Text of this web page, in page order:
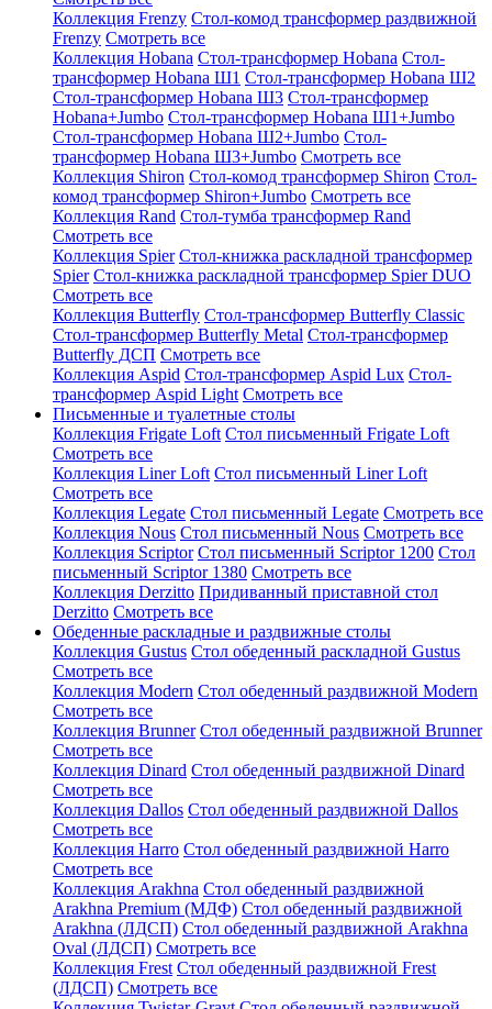
Коллекция Frenzy Стол-комод трансформер раздвижной
Frenzy Смотреть все
Коллекция Hobana Стол-трансформер Hobana Стол-
трансформер Hobana Ш1 Стол-трансформер Hobana Ш2
Стол-трансформер Hobana Ш3 Стол-трансформер
Hobana+Jumbo Стол-трансформер Hobana Ш1+Jumbo
Стол-трансформер Hobana Ш2+Jumbo Стол-
трансформер Hobana Ш3+Jumbo Смотреть все
Коллекция Shiron Стол-комод трансформер Shiron Стол-
комод трансформер Shiron+Jumbo Смотреть все
Коллекция Rand Стол-тумба трансформер Rand
Смотреть все
Коллекция Spier Стол-книжка раскладной трансформер
Spier Стол-книжка раскладной трансформер Spier DUO
Смотреть все
Коллекция Butterfly Стол-трансформер Butterfly Classic
Стол-трансформер Butterfly Metal Стол-трансформер
Butterfly ДСП Смотреть все
Коллекция Aspid Стол-трансформер Aspid Lux Стол-
трансформер Aspid Light Смотреть все
Письменные и туалетные столы
Коллекция Frigate Loft Стол письменный Frigate Loft
Смотреть все
Коллекция Liner Loft Стол письменный Liner Loft
Смотреть все
Коллекция Legate Стол письменный Legate Смотреть все
Коллекция Nous Стол письменный Nous Смотреть все
Коллекция Scriptor Стол письменный Scriptor 1200 Стол
письменный Scriptor 1380 Смотреть все
Коллекция Derzitto Придиванный приставной стол
Derzitto Смотреть все
Обеденные раскладные и раздвижные столы
Коллекция Gustus Стол обеденный раскладной Gustus
Смотреть все
Коллекция Modern Стол обеденный раздвижной Modern
Смотреть все
Коллекция Brunner Стол обеденный раздвижной Brunner
Смотреть все
Коллекция Dinard Стол обеденный раздвижной Dinard
Смотреть все
Коллекция Dallos Стол обеденный раздвижной Dallos
Смотреть все
Коллекция Harro Стол обеденный раздвижной Harro
Смотреть все
Коллекция Arakhna Стол обеденный раздвижной
Arakhna Premium (МДФ) Стол обеденный раздвижной
Arakhna (ЛДСП) Стол обеденный раздвижной Arakhna
Oval (ЛДСП) Смотреть все
Коллекция Frest Стол обеденный раздвижной Frest
(ЛДСП) Смотреть все